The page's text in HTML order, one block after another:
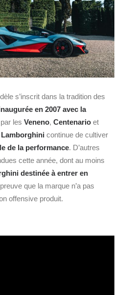
s’inscrit dans la tradition des
en 2007 avec la
les Veneno, Centenario et
Lamborghini continue de cultiver
de la performance. D’autres
cette année, dont au moins
destinée à entrer en
que la marque n’a pas
offensive produit.